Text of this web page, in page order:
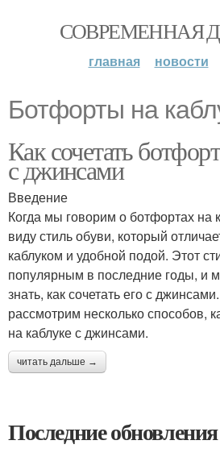
СОВРЕМЕННАЯ
главная новости
Ботфорты на
Как сочетать
с джинсами
Введение
Когда мы говорим о ботфортах на
виду стиль обуви, который
каблуком и удобной подой. Этот
популярным в последние годы, и
знать, как сочетать его с
рассмотрим несколько способов,
на каблуке с джинсами.
читать дальше →
Последние